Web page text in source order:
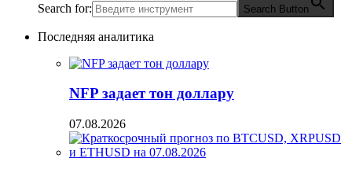
Search for: Search Button
Последняя аналитика
NFP задает тон доллару
07.08.2026